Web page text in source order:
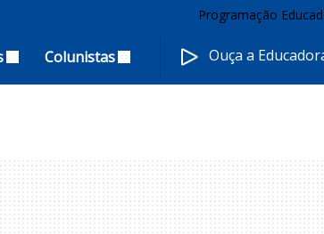
Programação
Colunistas Ouça a